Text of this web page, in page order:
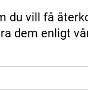
du vill få
dem enligt